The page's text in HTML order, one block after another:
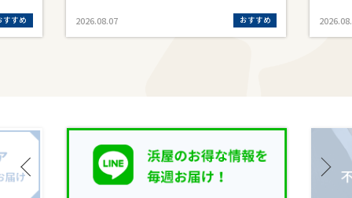
すすめ 2026.08.07 おすすめ